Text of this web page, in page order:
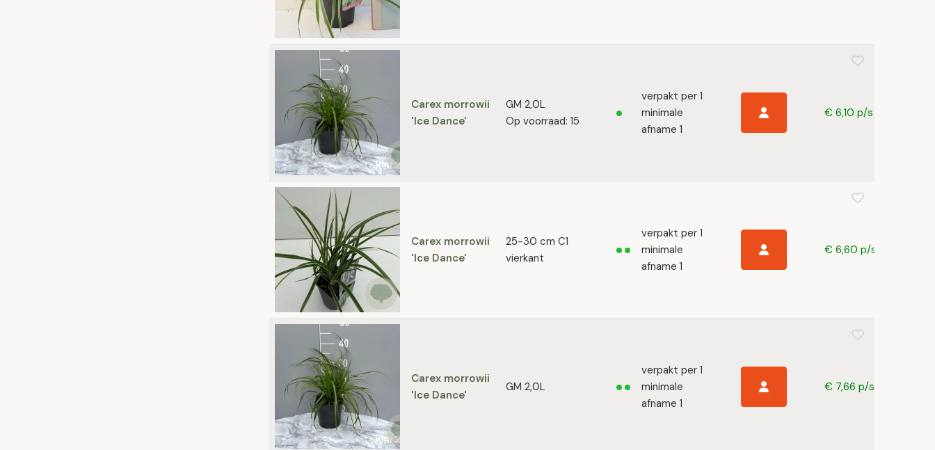
Carex morrowii
'Ice Dance'
GM 2,0L
Op voorraad: 15
verpakt per 1
minimale
afname 1
€ 6,10 p/s
Carex morrowii
'Ice Dance'
25-30 cm C1
vierkant
verpakt per 1
minimale
afname 1
€ 6,60 p/s
Carex morrowii
'Ice Dance'
GM 2,0L
verpakt per 1
minimale
afname 1
€ 7,66 p/s